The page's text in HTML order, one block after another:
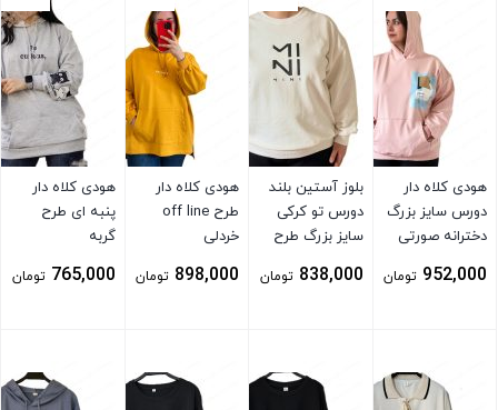
هودی کلاه دار
دورس سایز بزرگ
دخترانه صورتی
952,000 تومان
بلوز آستین بلند
دورس تو کرکی
سایز بزرگ طرح
838,000 تومان
هودی کلاه دار
طرح off line
خردلی
898,000 تومان
هودی کلاه دار
پنبه ای طرح
گربه
765,000 تومان